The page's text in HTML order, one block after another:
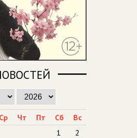
Ср Чт Пт Сб
Вс
1
2